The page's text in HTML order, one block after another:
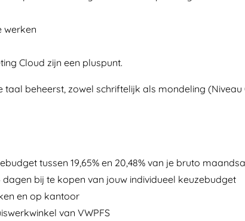
werken
Cloud zijn een pluspunt.
beheerst, zowel schriftelijk als mondeling (Niveau
tussen 19,65% en 20,48% van je bruto
bij te kopen van jouw individueel keuzebudget
en op kantoor
van VWPFS